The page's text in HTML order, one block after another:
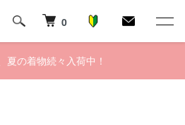
0
夏の着物続々入荷中！